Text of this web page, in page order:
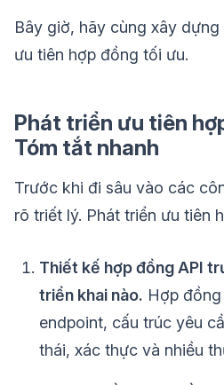
Bây giờ, hãy cùng xây
ưu tiên hợp đồng tối ưu.
Phát triển ưu tiên
Tóm tắt nhanh
Trước khi đi sâu vào các
rõ triết lý. Phát triển ưu tiên
Thiết kế hợp đồng API
triển khai nào. Hợp
endpoint, cấu trúc yêu
thái, xác thực và nhiều